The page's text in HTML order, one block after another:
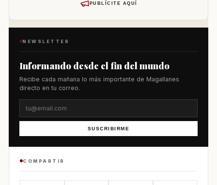
PUBLÍCITE AQUÍ
NEWSLETTER
Informando desde el fin del mundo
Recibe cada mañana lo más importante de Magallanes
directo en tu correo.
SUSCRIBIRME
COMPARTIR